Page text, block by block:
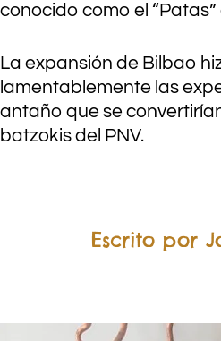
conocido como el
La expansión de Bilbao
lamentablemente las
antaño que se
batzokis del PNV.
Escrito por